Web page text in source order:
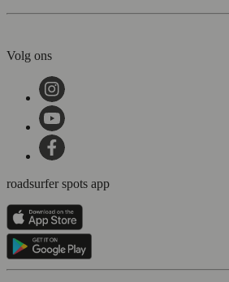
Volg ons
roadsurfer spots app